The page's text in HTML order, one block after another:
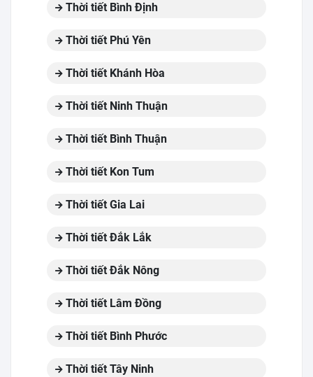
Thời tiết Bình Định
Thời tiết Phú Yên
Thời tiết Khánh Hòa
Thời tiết Ninh Thuận
Thời tiết Bình Thuận
Thời tiết Kon Tum
Thời tiết Gia Lai
Thời tiết Đắk Lắk
Thời tiết Đắk Nông
Thời tiết Lâm Đồng
Thời tiết Bình Phước
Thời tiết Tây Ninh